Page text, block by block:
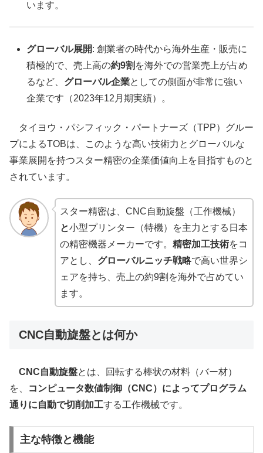
います。
グローバル展開: 創業者の時代から海外生産・販売に
積極的で、売上高の約9割 を海外での営業売上が占め
るなど、 グローバル企業としての側面が非常に強い
企業です（2023年12月期実績）。
タイヨウ・パシフィック・パートナーズ（TPP）グルー
プによるTOBは、このような高い技術力とグローバルな
事業展開を持つスター精密の企業価値向上を目指すものと
されています。
スター精密は、CNC自動旋盤（工作機械）
と小型プリンター（特機）を主力とする日本
の精密機器メーカーです。 精密加工技術をコ
アとし、 グローバルニッチ戦略で高い世界シ
ェアを持ち、売上の約9割を海外で占めてい
ます。
CNC自動旋盤とは何か
CNC自動旋盤とは、回転する棒状の材料（バー材）
を、
コンピュータ数値制御（CNC）によってプログラム
通りに自動で切削加工する工作機械です。
主な特徴と機能